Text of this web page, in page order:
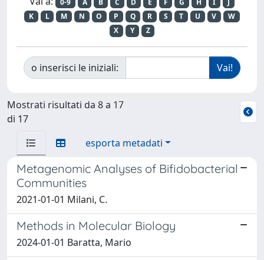
0-9 A B C D E F G H I
J
K
L M N O P Q R S T U V
W
X
Y Z
o inserisci le iniziali:
Mostrati risultati da 8 a 17
di 17
esporta metadati
Metagenomic Analyses of Bifidobacterial
Communities
2021-01-01 Milani, C.
Methods in Molecular Biology
2024-01-01 Baratta, Mario